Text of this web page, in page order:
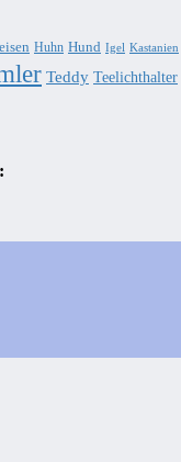
Huhn Hund Igel Kastanien
Teddy Teelichthalter